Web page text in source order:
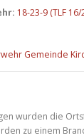
18-23-9 (TLF 16/
Gemeinde
wurden die
zu einem